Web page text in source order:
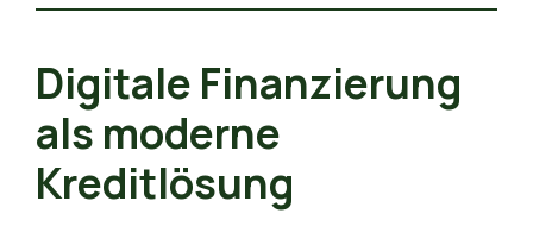
Digitale Finanzierung
als moderne
Kreditlösung